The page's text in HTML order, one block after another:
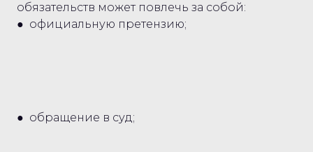
обязательств может повлечь за собой:
● официальную претензию;
● обращение в суд;